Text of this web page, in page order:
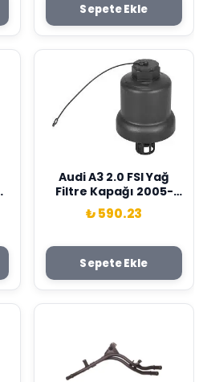
Sepete Ekle
Audi A3 2.0 FSI Yağ
Filtre Kapağı 2005-
2009 Wisco Marka
06D115408A
₺ 590.23
Sepete Ekle